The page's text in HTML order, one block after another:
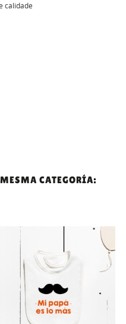
calidade
CATEGORÍA: